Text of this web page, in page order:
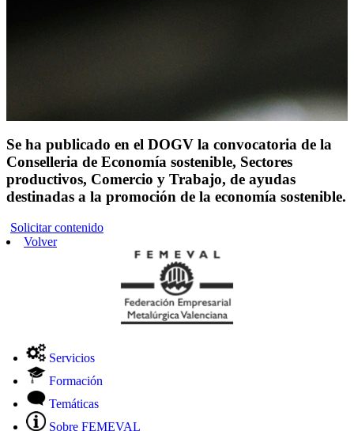
Se ha publicado en el DOGV la convocatoria de la
Conselleria de Economía sostenible, Sectores
productivos, Comercio y Trabajo, de ayudas
destinadas a la promoción de la economía sostenible.
Solicitar contenido
Volver
Servicios
Formación
Temáticas
Sobre FEMEVAL